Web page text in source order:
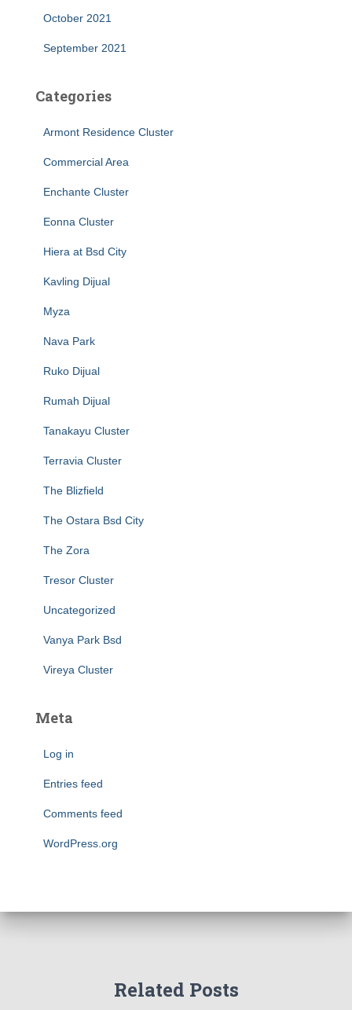
October 2021
September 2021
Categories
Armont Residence Cluster
Commercial Area
Enchante Cluster
Eonna Cluster
Hiera at Bsd City
Kavling Dijual
Myza
Nava Park
Ruko Dijual
Rumah Dijual
Tanakayu Cluster
Terravia Cluster
The Blizfield
The Ostara Bsd City
The Zora
Tresor Cluster
Uncategorized
Vanya Park Bsd
Vireya Cluster
Meta
Log in
Entries feed
Comments feed
WordPress.org
Related Posts